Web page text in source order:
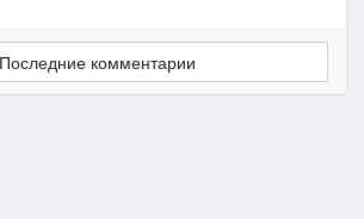
Последние комментарии